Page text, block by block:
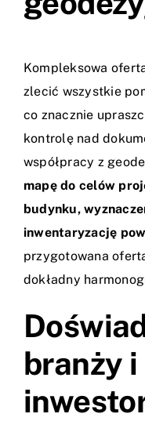
Kompleksowa
zlecić wszystkie
co znacznie
kontrolę nad
współpracy z
mapę do celów
budynku,
inwentaryzację
przygotowana
dokładny
branży